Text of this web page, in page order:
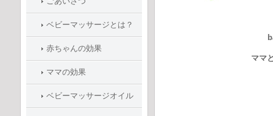
ママ
ベビーマッサージとは？
赤ちゃんの効果
ママの効果
ベビーマッサージオイル